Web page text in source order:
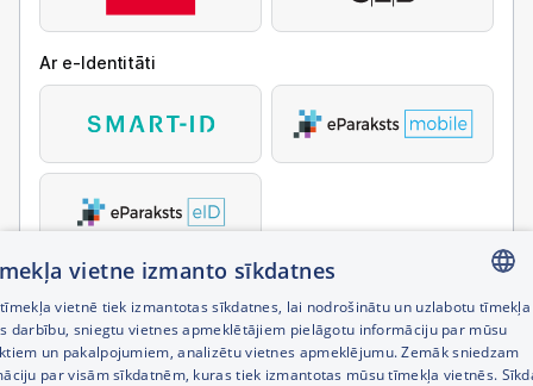
Ar e-Identitāti
LATVIAN
RUSSIAN
vietne izmanto sīkdatnes
vietnē tiek izmantotas sīkdatnes, lai nodrošinātu un uzlabotu tīmekļa
darbību, sniegtu vietnes apmeklētājiem pielāgotu informāciju par mūsu
un pakalpojumiem, analizētu vietnes apmeklējumu. Zemāk sniedzam
par visām sīkdatnēm, kuras tiek izmantotas mūsu tīmekļa vietnēs.